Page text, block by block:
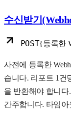
수신받기
POST{등록한
사전에 등록한
습니다. 리포트 1건
을 반환해야 합니
간주합니다. 타임